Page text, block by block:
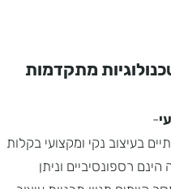
מתקדמות
-
בעיצוב נקי ומקצועי בקלות
רספונסיביים וניתן